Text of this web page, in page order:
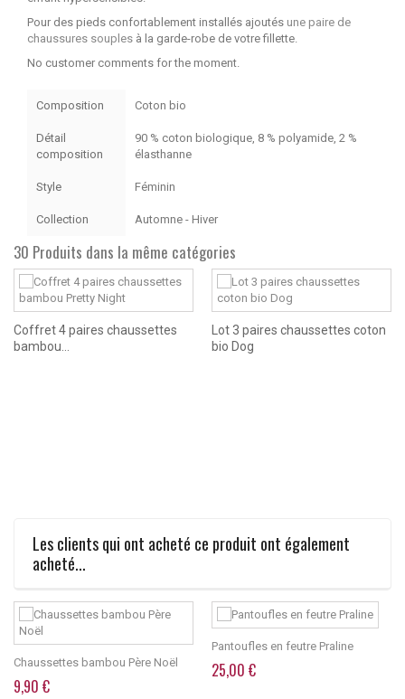
Pour des pieds confortablement installés ajoutés une paire de
chaussures souples à la garde-robe de votre fillette.
No customer comments for the moment.
Composition Coton bio
Détail
composition
90 % coton biologique, 8 % polyamide, 2 %
élasthanne
Style Féminin
Collection Automne - Hiver
30 Produits dans la même catégories
Coffret 4 paires chaussettes
bambou...
Lot 3 paires chaussettes coton
bio Dog
Les clients qui ont acheté ce produit ont également
acheté...
Chaussettes bambou Père Noël
9,90 €
Pantoufles en feutre Praline
25,00 €